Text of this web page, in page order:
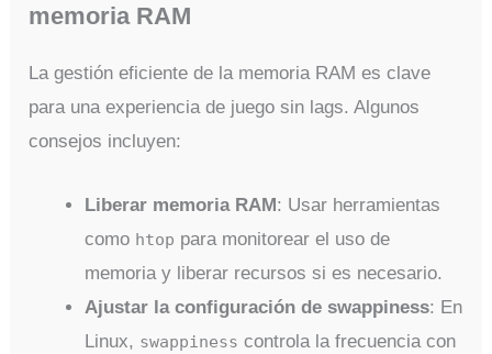
memoria RAM
La gestión eficiente de la memoria RAM es clave
para una experiencia de juego sin lags. Algunos
consejos incluyen:
Liberar memoria RAM: Usar herramientas
como htop para monitorear el uso de
memoria y liberar recursos si es necesario.
Ajustar la configuración de swappiness: En
Linux, swappiness controla la frecuencia con